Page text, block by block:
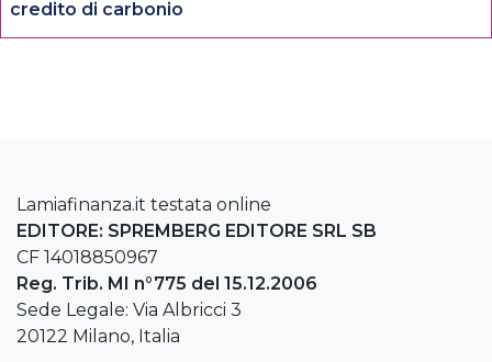
credito di carbonio
Lamiafinanza.it testata online
EDITORE: SPREMBERG EDITORE SRL SB
CF 14018850967
Reg. Trib. MI n°775 del 15.12.2006
Sede Legale: Via Albricci 3
20122 Milano, Italia